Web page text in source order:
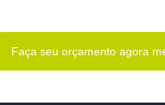
Faça seu orçamento agora